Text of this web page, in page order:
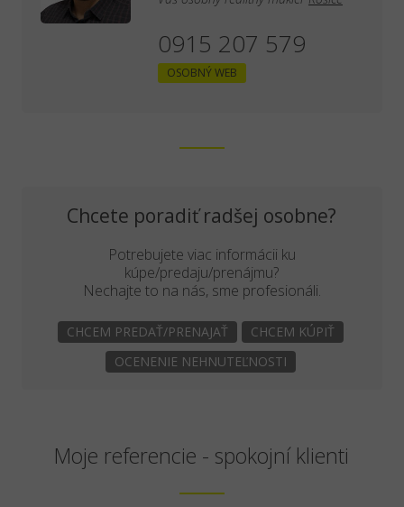
0915 207 579
OSOBNÝ WEB
Chcete poradiť radšej osobne?
Potrebujete viac informácii ku
kúpe/predaju/prenájmu?
Nechajte to na nás, sme profesionáli.
CHCEM PREDAŤ/PRENAJAŤ
CHCEM KÚPIŤ
OCENENIE NEHNUTEĽNOSTI
Moje referencie - spokojní klienti